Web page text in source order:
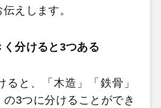
えします。
分けると3つある
ると、「木造」 「 鉄骨」
の3つに分けることができ